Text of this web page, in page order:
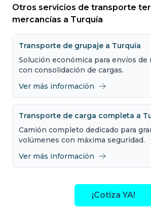
Otros servicios de transporte
mercancías a Turquía
Transporte de grupaje a Turquía
Solución económica para envíos
con consolidación de cargas.
Ver más información
Transporte de carga completa a
Camión completo dedicado para
volúmenes con máxima seguridad.
Ver más información
¡Cotiza YA!